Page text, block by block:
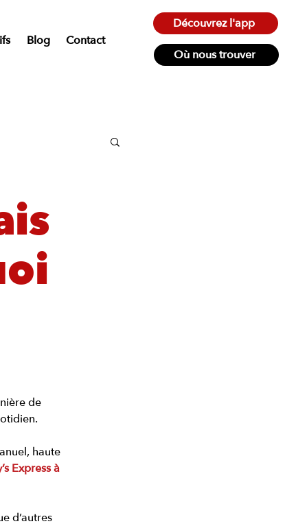
Blog Contact
Découvrez l'app
Où nous trouver
de
haute
Express à
d’autres